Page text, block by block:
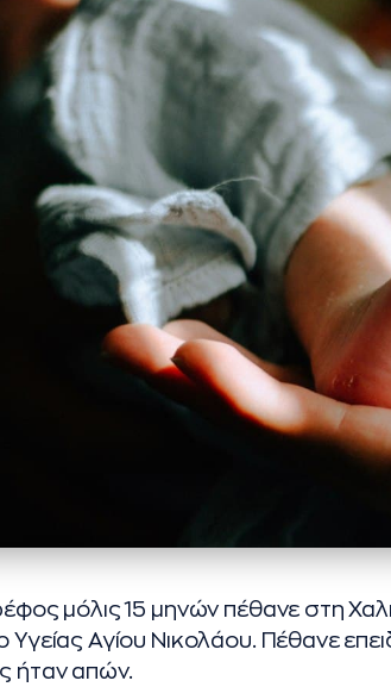
μόλις 15 μηνών πέθανε στη
Υγείας Αγίου Νικολάου. Πέθανε
ήταν απών.